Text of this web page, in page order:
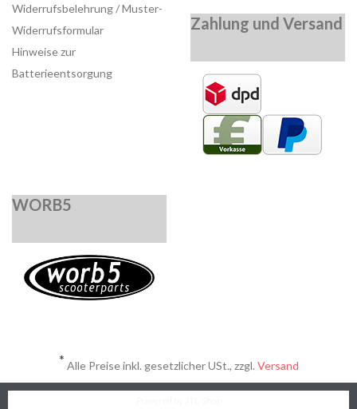
Widerrufsbelehrung / Muster-
Widerrufsformular
Hinweise zur
Batterieentsorgung
Zahlung und Versand
WORB5
* Alle Preise inkl. gesetzlicher USt., zzgl. Versand